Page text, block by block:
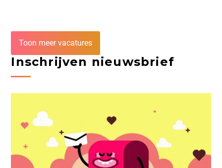
Toon meer vacatures
Inschrijven nieuwsbrief